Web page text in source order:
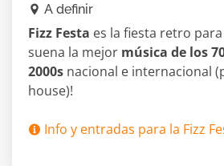
A definir
Fizz Festa es la fiesta retro
suena la mejor música de los
2000s nacional e internacional
house)!
Info y entradas para la Fizz